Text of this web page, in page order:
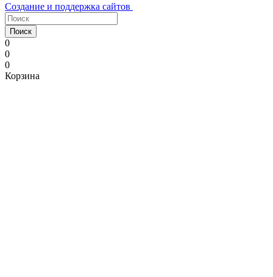
Создание и поддержка сайтов
Поиск
0
0
0
Корзина